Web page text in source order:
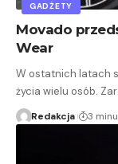
GADŻETY
Movado
Wear
W ostatnich latach
życia wielu osób.
Redakcja 3